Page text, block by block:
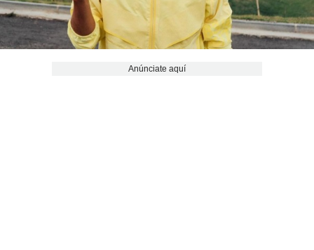
Anúnciate aquí